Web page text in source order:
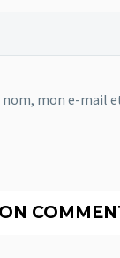
mon e-mail